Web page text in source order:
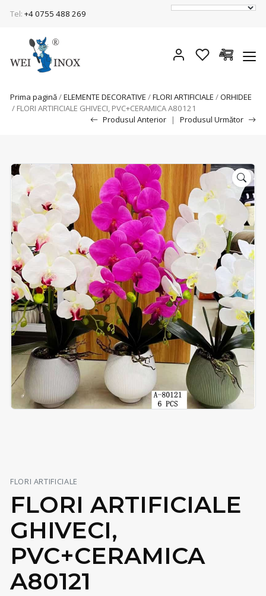
Tel: +4 0755 488 269
Prima pagină/ELEMENTE DECORATIVE /FLORI ARTIFICIALE /ORHIDEE
/ FLORI ARTIFICIALE GHIVECI, PVC+CERAMICA A80121
Produsul Anterior
| Produsul Următor
FLORI ARTIFICIALE
FLORI ARTIFICIALE
GHIVECI,
PVC+CERAMICA
A80121